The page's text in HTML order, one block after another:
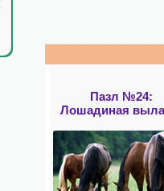
Пазл №24:
Лошадиная